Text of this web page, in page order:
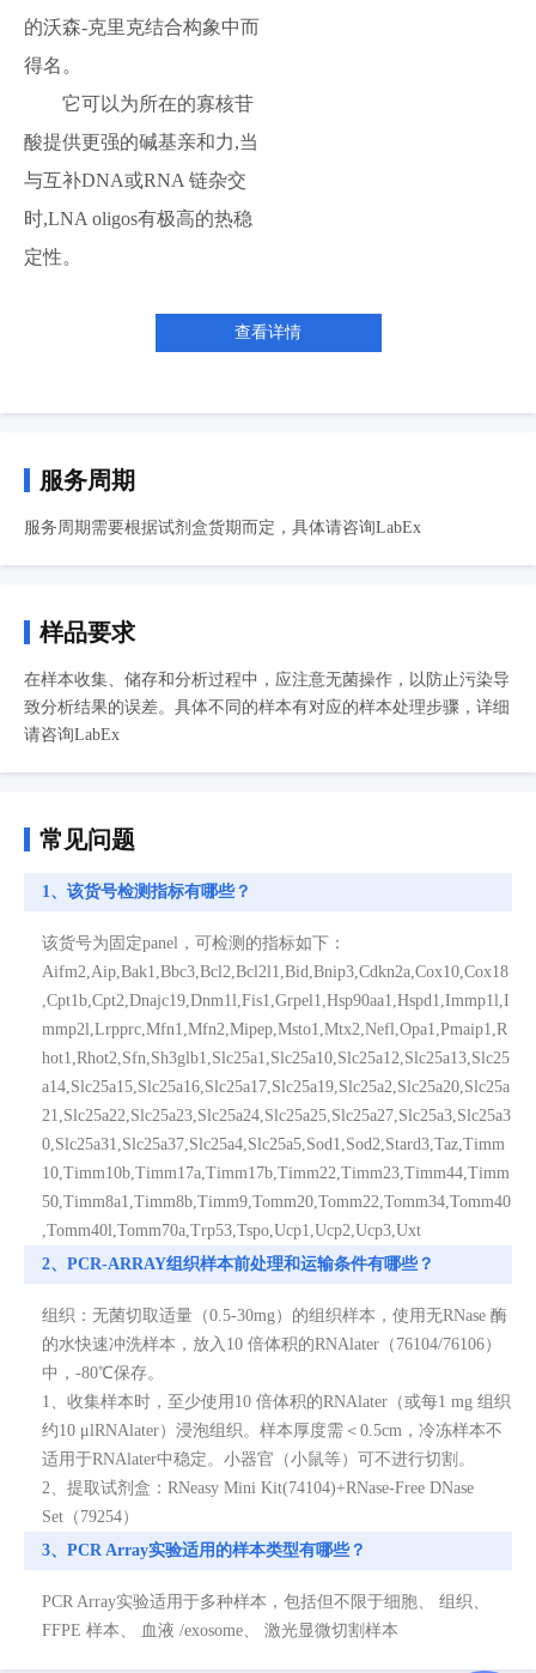
的沃森-克里克结合构象中而
得名。
它可以为所在的寡核苷
酸提供更强的碱基亲和力,当
与互补DNA或RNA 链杂交
时,LNA oligos有极高的热稳
定性。
查看详情
服务周期
服务周期需要根据试剂盒货期而定，具体请咨询LabEx
样品要求
在样本收集、储存和分析过程中，应注意无菌操作，以防止污染导
致分析结果的误差。具体不同的样本有对应的样本处理步骤，详细
请咨询LabEx
常见问题
1、该货号检测指标有哪些？
该货号为固定panel，可检测的指标如下：
Aifm2,Aip,Bak1,Bbc3,Bcl2,Bcl2l1,Bid,Bnip3,Cdkn2a,Cox10,Cox18
,Cpt1b,Cpt2,Dnajc19,Dnm1l,Fis1,Grpel1,Hsp90aa1,Hspd1,Immp1l,I
mmp2l,Lrpprc,Mfn1,Mfn2,Mipep,Msto1,Mtx2,Nefl,Opa1,Pmaip1,R
hot1,Rhot2,Sfn,Sh3glb1,Slc25a1,Slc25a10,Slc25a12,Slc25a13,Slc25
a14,Slc25a15,Slc25a16,Slc25a17,Slc25a19,Slc25a2,Slc25a20,Slc25a
21,Slc25a22,Slc25a23,Slc25a24,Slc25a25,Slc25a27,Slc25a3,Slc25a3
0,Slc25a31,Slc25a37,Slc25a4,Slc25a5,Sod1,Sod2,Stard3,Taz,Timm
10,Timm10b,Timm17a,Timm17b,Timm22,Timm23,Timm44,Timm
50,Timm8a1,Timm8b,Timm9,Tomm20,Tomm22,Tomm34,Tomm40
,Tomm40l,Tomm70a,Trp53,Tspo,Ucp1,Ucp2,Ucp3,Uxt
2、PCR-ARRAY组织样本前处理和运输条件有哪些？
组织：无菌切取适量（0.5-30mg）的组织样本，使用无RNase 酶
的水快速冲洗样本，放入10 倍体积的RNAlater（76104/76106）
中，-80℃保存。
1、收集样本时，至少使用10 倍体积的RNAlater（或每1 mg 组织
约10 μlRNAlater）浸泡组织。样本厚度需＜0.5cm，冷冻样本不
适用于RNAlater中稳定。小器官（小鼠等）可不进行切割。
2、提取试剂盒：RNeasy Mini Kit(74104)+RNase-Free DNase
Set（79254）
3、PCR Array实验适用的样本类型有哪些？
PCR Array实验适用于多种样本，包括但不限于细胞、 组织、
FFPE 样本、 血液 /exosome、 激光显微切割样本